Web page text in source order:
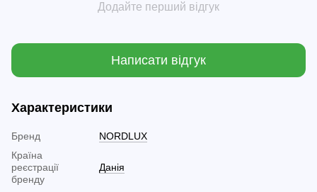
Додайте перший відгук
Написати відгук
Характеристики
Бренд
NORDLUX
Країна
реєстрації
бренду
Данія